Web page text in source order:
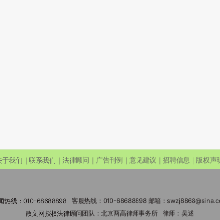
热线：010-68688898 客服热线：010-68688898 邮箱：
散文网授权法律顾问团队：北京两高律师事务所 律师：吴述
于我们｜联系我们｜法律顾问｜广告刊例｜意见建议｜招聘信息｜版权声